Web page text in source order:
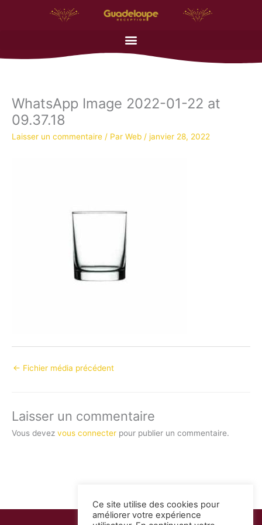
WhatsApp Image 2022-01-22 at
09.37.18
Laisser un commentaire / Par Web / janvier 28, 2022
← Fichier média précédent
Laisser un commentaire
Vous devez vous connecter pour publier un commentaire.
Ce site utilise des cookies pour
améliorer votre expérience